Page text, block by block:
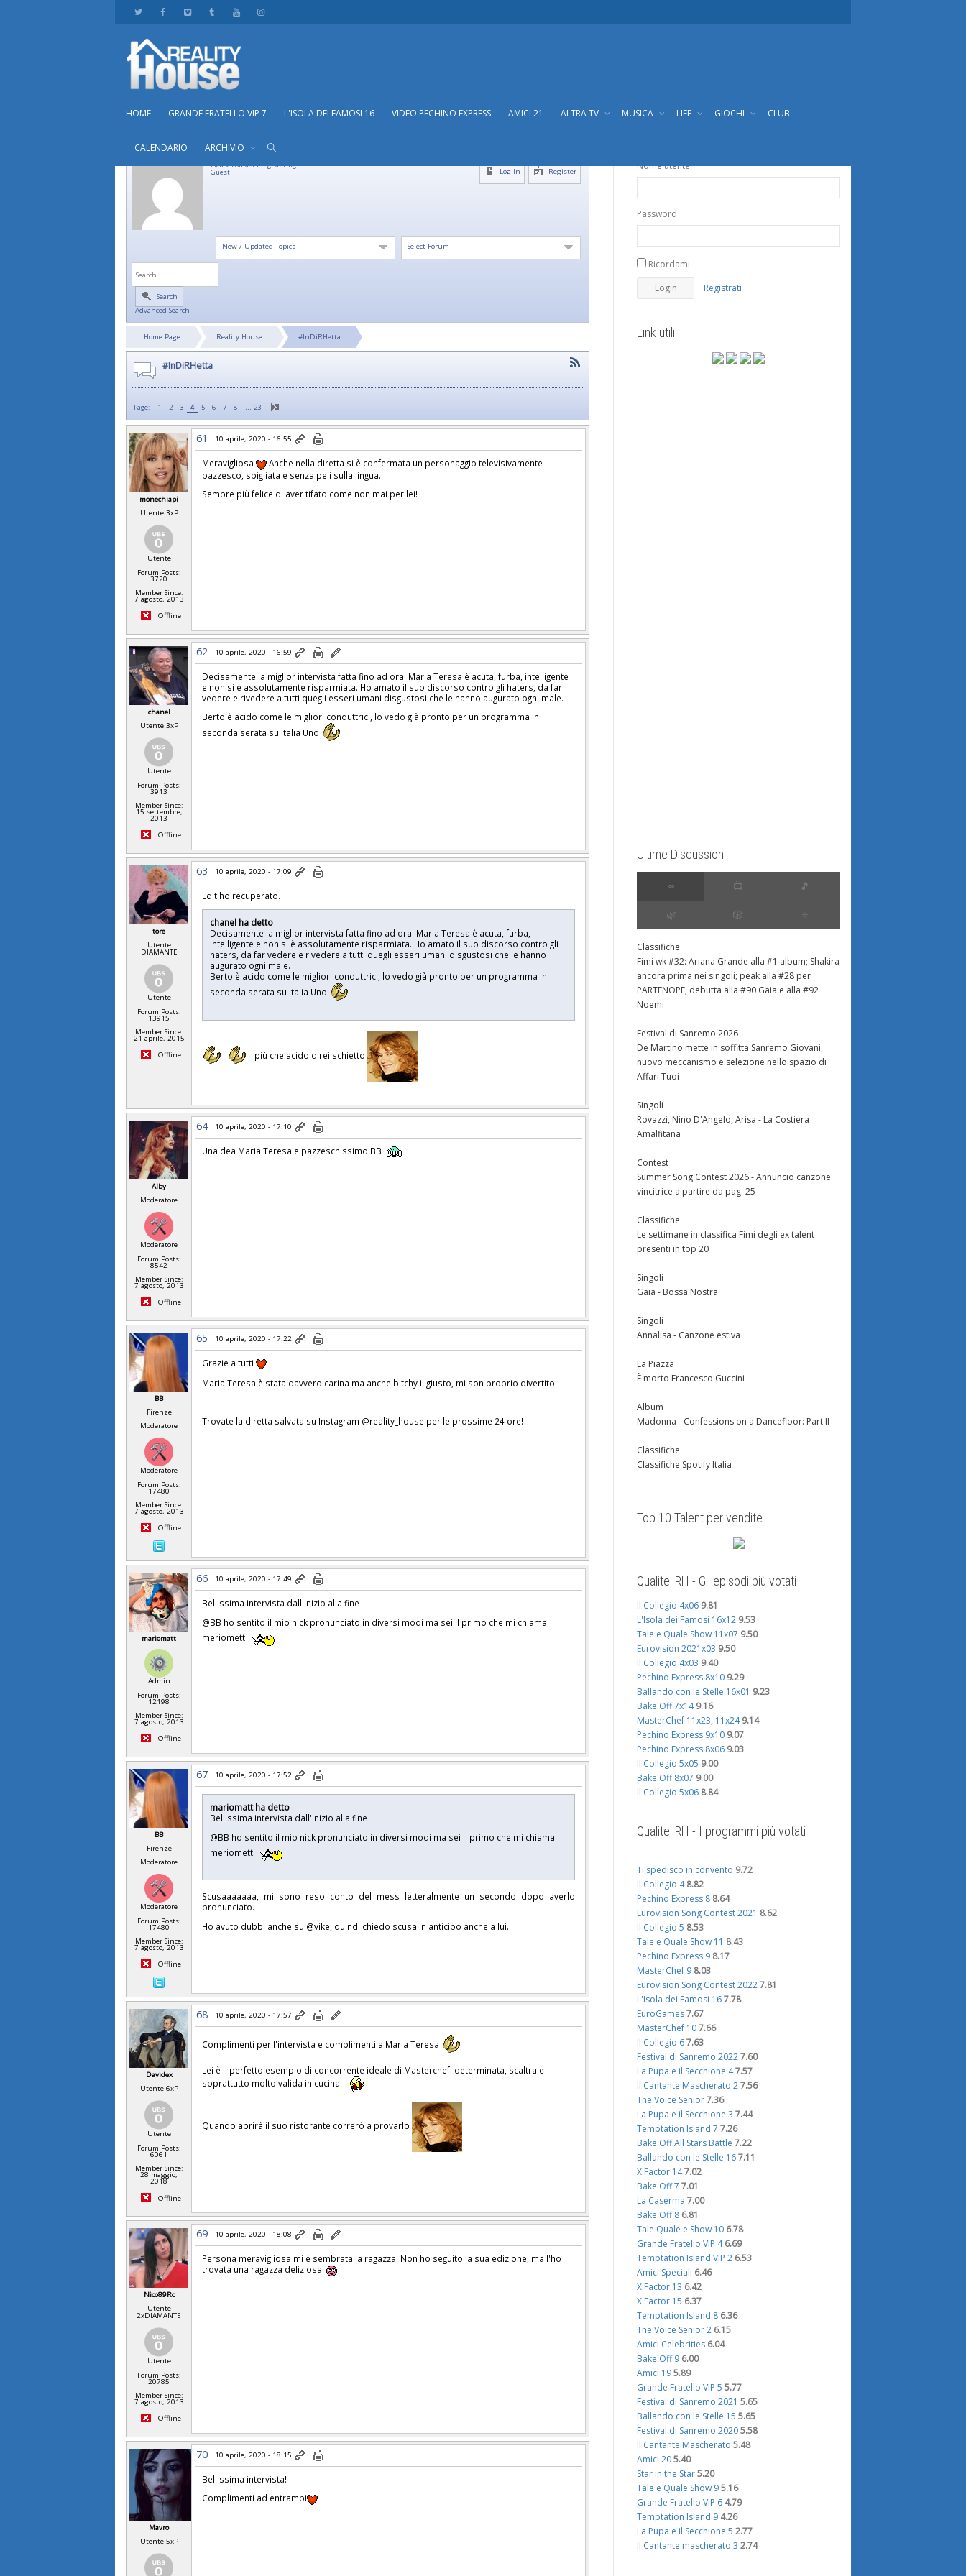
HOME GRANDE FRATELLO VIP 7 L'ISOLA DEI FAMOSI 16 VIDEO PECHINO EXPRESS AMICI 21 ALTRA TV MUSICA LIFE GIOCHI CLUB
CALENDARIO ARCHIVIO
Please consider registering
Guest Register
Log In
Select Forum
New / Updated Topics
Search
Advanced Search
Home Page Reality House #InDiRHetta
#InDiRHetta
Page: 1 2 3 4 5 6 7 8 … 23
monechiapi
Utente 3xP
Utente
Forum Posts:
3720
Member Since:
7 agosto, 2013
Offline
61 10 aprile, 2020 - 16:55
Meravigliosa
Anche nella diretta si è confermata un personaggio televisivamente
pazzesco, spigliata e senza peli sulla lingua.
Sempre più felice di aver tifato come non mai per lei!
chanel
Utente 3xP
Utente
Forum Posts:
3913
Member Since:
15 settembre,
2013
Offline
62 10 aprile, 2020 - 16:59
Decisamente la miglior intervista fatta fino ad ora. Maria Teresa è acuta, furba, intelligente
e non si è assolutamente risparmiata. Ho amato il suo discorso contro gli haters, da far
vedere e rivedere a tutti quegli esseri umani disgustosi che le hanno augurato ogni male.
Berto è acido come le migliori conduttrici, lo vedo già pronto per un programma in
seconda serata su Italia Uno
tore
Utente
DIAMANTE
Utente
Forum Posts:
13915
Member Since:
21 aprile, 2015
Offline
63 10 aprile, 2020 - 17:09
Edit ho recuperato.
chanel ha detto
Decisamente la miglior intervista fatta fino ad ora. Maria Teresa è acuta, furba,
intelligente e non si è assolutamente risparmiata. Ho amato il suo discorso contro gli
haters, da far vedere e rivedere a tutti quegli esseri umani disgustosi che le hanno
augurato ogni male.
Berto è acido come le migliori conduttrici, lo vedo già pronto per un programma in
seconda serata su Italia Uno
più che acido direi schietto
Alby
Moderatore
Moderatore
Forum Posts:
8542
Member Since:
7 agosto, 2013
Offline
64 10 aprile, 2020 - 17:10
Una dea Maria Teresa e pazzeschissimo BB
BB
Firenze
Moderatore
Moderatore
Forum Posts:
17480
Member Since:
7 agosto, 2013
Offline
65 10 aprile, 2020 - 17:22
Grazie a tutti
Maria Teresa è stata davvero carina ma anche bitchy il giusto, mi son proprio divertito.
Trovate la diretta salvata su Instagram @reality_house per le prossime 24 ore!
mariomatt
Admin
Forum Posts:
12198
Member Since:
7 agosto, 2013
Offline
66 10 aprile, 2020 - 17:49
Bellissima intervista dall'inizio alla fine
@BB ho sentito il mio nick pronunciato in diversi modi ma sei il primo che mi chiama
meriomett
BB
Firenze
Moderatore
Moderatore
Forum Posts:
17480
Member Since:
7 agosto, 2013
Offline
67 10 aprile, 2020 - 17:52
mariomatt ha detto
Bellissima intervista dall'inizio alla fine
@BB ho sentito il mio nick pronunciato in diversi modi ma sei il primo che mi chiama
meriomett
Scusaaaaaaa, mi sono reso conto del mess letteralmente un secondo dopo averlo
pronunciato.
Ho avuto dubbi anche su @vike, quindi chiedo scusa in anticipo anche a lui.
Davidex
Utente 6xP
Utente
Forum Posts:
6061
Member Since:
28 maggio,
2018
Offline
68 10 aprile, 2020 - 17:57
Complimenti per l'intervista e complimenti a Maria Teresa
Lei è il perfetto esempio di concorrente ideale di Masterchef: determinata, scaltra e
soprattutto molto valida in cucina
Quando aprirà il suo ristorante correrò a provarlo
Nico89Rc
Utente
2xDIAMANTE
Utente
Forum Posts:
20785
Member Since:
7 agosto, 2013
Offline
69 10 aprile, 2020 - 18:08
Persona meravigliosa mi è sembrata la ragazza. Non ho seguito la sua edizione, ma l'ho
trovata una ragazza deliziosa.
Mavro
Utente 5xP
70 10 aprile, 2020 - 18:15
Bellissima intervista!
Complimenti ad entrambi
Nome utente
Password
Ricordami
Registrati
Link utili
Ultime Discussioni
∞ 📺 🎵
🌿 🎲 ⭐️
Classifiche
Fimi wk #32: Ariana Grande alla #1 album; Shakira
ancora prima nei singoli; peak alla #28 per
PARTENOPE; debutta alla #90 Gaia e alla #92
Noemi
Festival di Sanremo 2026
De Martino mette in soffitta Sanremo Giovani,
nuovo meccanismo e selezione nello spazio di
Affari Tuoi
Singoli
Rovazzi, Nino D'Angelo, Arisa - La Costiera
Amalfitana
Contest
Summer Song Contest 2026 - Annuncio canzone
vincitrice a partire da pag. 25
Classifiche
Le settimane in classifica Fimi degli ex talent
presenti in top 20
Singoli
Gaia - Bossa Nostra
Singoli
Annalisa - Canzone estiva
La Piazza
È morto Francesco Guccini
Album
Madonna - Confessions on a Dancefloor: Part II
Classifiche
Classifiche Spotify Italia
Top 10 Talent per vendite
Qualitel RH - Gli episodi più votati
Il Collegio 4x06 9.81
L'Isola dei Famosi 16x12 9.53
Tale e Quale Show 11x07 9.50
Eurovision 2021x03 9.50
Il Collegio 4x03 9.40
Pechino Express 8x10 9.29
Ballando con le Stelle 16x01 9.23
Bake Off 7x14 9.16
MasterChef 11x23, 11x24 9.14
Pechino Express 9x10 9.07
Pechino Express 8x06 9.03
Il Collegio 5x05 9.00
Bake Off 8x07 9.00
Il Collegio 5x06 8.84
Qualitel RH - I programmi più votati
Ti spedisco in convento 9.72
Il Collegio 4 8.82
Pechino Express 8 8.64
Eurovision Song Contest 2021 8.62
Il Collegio 5 8.53
Tale e Quale Show 11 8.43
Pechino Express 9 8.17
MasterChef 9 8.03
Eurovision Song Contest 2022 7.81
L'Isola dei Famosi 16 7.78
EuroGames 7.67
MasterChef 10 7.66
Il Collegio 6 7.63
Festival di Sanremo 2022 7.60
La Pupa e il Secchione 47.57
Il Cantante Mascherato 2 7.56
The Voice Senior 7.36
La Pupa e il Secchione 3 7.44
Temptation Island 7 7.26
Bake Off All Stars Battle 7.22
Ballando con le Stelle 16 7.11
X Factor 147.02
Bake Off 7 7.01
La Caserma 7.00
Bake Off 8 6.81
Tale Quale e Show 10 6.78
Grande Fratello VIP 4 6.69
Temptation Island VIP 2 6.53
Amici Speciali 6.46
X Factor 13 6.42
X Factor 15 6.37
Temptation Island 8 6.36
The Voice Senior 2 6.15
Amici Celebrities 6.04
Bake Off 9 6.00
Amici 19 5.89
Grande Fratello VIP 5 5.77
Festival di Sanremo 2021 5.65
Ballando con le Stelle 15 5.65
Festival di Sanremo 2020 5.58
Il Cantante Mascherato 5.48
Amici 20 5.40
Star in the Star 5.20
Tale e Quale Show 9 5.16
Grande Fratello VIP 6 4.79
Temptation Island 9 4.26
La Pupa e il Secchione 5 2.77
Il Cantante mascherato 3 2.74